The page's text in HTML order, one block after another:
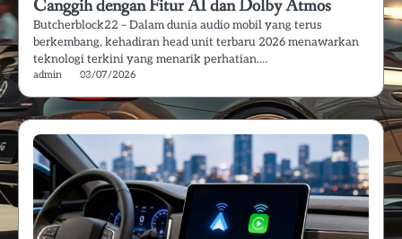
Canggih dengan Fitur AI dan Dolby Atmos
Butcherblock22 – Dalam dunia audio mobil yang terus
berkembang, kehadiran head unit terbaru 2026 menawarkan
teknologi terkini yang menarik perhatian.…
admin 03/07/2026